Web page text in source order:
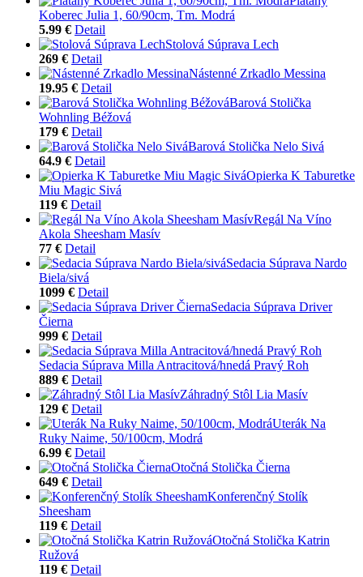
Koberec Julia 1, 60/90cm, Tm. Modrá
5.99 € Detail
Stolová Súprava Lech
269 € Detail
Nástenné Zrkadlo Messina
19.95 € Detail
Barová Stolička
Wohnling Béžová
179 € Detail
Barová Stolička Nelo Sivá
64.9 € Detail
Opierka K Taburetke
Miu Magic Sivá
119 € Detail
Regál Na Víno
Akola Sheesham Masív
77 € Detail
Sedacia Súprava Nardo
Biela/sivá
1099 € Detail
Sedacia Súprava Driver
Čierna
999 € Detail
Sedacia Súprava Milla Antracitová/hnedá Pravý Roh
889 € Detail
Záhradný Stôl Lia Masív
129 € Detail
Uterák Na
Ruky Naime, 50/100cm, Modrá
6.99 € Detail
Otočná Stolička Čierna
649 € Detail
Konferenčný Stolík
Sheesham
119 € Detail
Otočná Stolička Katrin
Ružová
119 € Detail